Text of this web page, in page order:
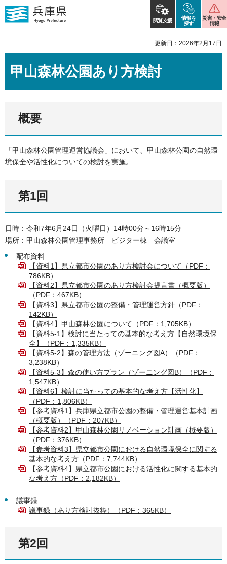
閲覧支援
情報を
探す
災害・安全
情報
更新日：2026年2月17日
甲山森林公園あり方検討
概要
「甲山森林公園管理運営協議会」において、甲山森林公園の自然環
境保全や活性化についての検討を実施。
第1回
日時：令和7年6月24日（火曜日）14時00分～16時15分
場所：甲山森林公園管理事務所 ビジター棟 会議室
配布資料
【資料1】県立都市公園のあり方検討会について（PDF：
786KB）
【資料2】県立都市公園のあり方検討会提言書（概要版）
（PDF：467KB）
【資料3】県立都市公園の整備・管理運営方針（PDF：
142KB）
【資料4】甲山森林公園について（PDF：1,705KB）
【資料5-1】検討に当たっての基本的な考え方【自然環境保
全】（PDF：1,335KB）
【資料5-2】森の管理方法（ゾーニング図A）（PDF：
3,238KB）
【資料5-3】森の使い方プラン（ゾーニング図B）（PDF：
1,547KB）
【資料6】検討に当たっての基本的な考え方【活性化】
（PDF：1,806KB）
【参考資料1】兵庫県立都市公園の整備・管理運営基本計画
（概要版）（PDF：207KB）
【参考資料2】甲山森林公園リノベーション計画（概要版）
（PDF：376KB）
【参考資料3】県立都市公園における自然環境保全に関する
基本的な考え方（PDF：7,744KB）
【参考資料4】県立都市公園における活性化に関する基本的
な考え方（PDF：2,182KB）
議事録
議事録（あり方検討抜粋）（PDF：365KB）
第2回